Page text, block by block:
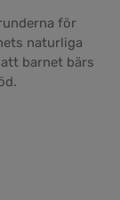
för
naturliga
barnet bärs